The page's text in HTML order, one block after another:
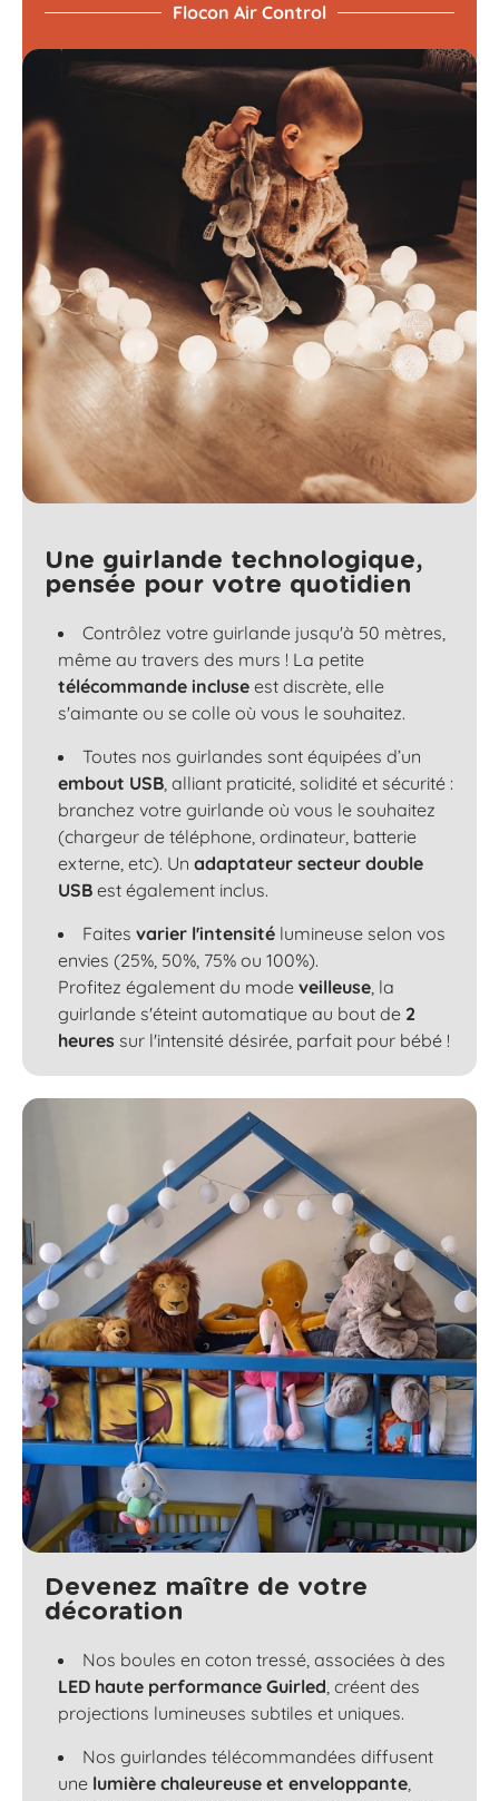
Flocon Air Control
Une guirlande technologique,
pensée pour votre quotidien
Contrôlez votre guirlande jusqu'à 50 mètres,
même au travers des murs ! La petite
télécommande incluse est discrète, elle
s'aimante ou se colle où vous le souhaitez.
Toutes nos guirlandes sont équipées d’un
embout USB, alliant praticité, solidité et sécurité :
branchez votre guirlande où vous le souhaitez
(chargeur de téléphone, ordinateur, batterie
externe, etc). Un adaptateur secteur double
USB est également inclus.
Faites varier l'intensité lumineuse selon vos
envies (25%, 50%, 75% ou 100%).
Profitez également du mode veilleuse, la
guirlande s'éteint automatique au bout de 2
heures sur l'intensité désirée, parfait pour bébé !
Devenez maître de votre
décoration
Nos boules en coton tressé, associées à des
LED haute performance Guirled, créent des
projections lumineuses subtiles et uniques.
Nos guirlandes télécommandées diffusent
une lumière chaleureuse et enveloppante,